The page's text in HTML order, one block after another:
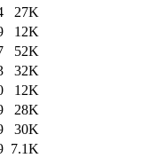
27K
12K
52K
32K
12K
28K
30K
7.1K